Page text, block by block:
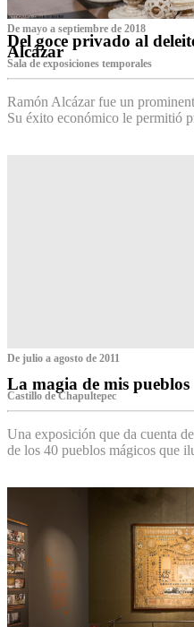
De mayo a septiembre de 2018
Del goce privado al
Alcázar
Sala de exposiciones temporales
Ramón Alcázar fue un
Su éxito económico le permitió
De julio a agosto de 2011
La magia de mis pueblos
Castillo de Chapultepec
Una exposición que da cuenta
de los 40 pueblos mágicos que